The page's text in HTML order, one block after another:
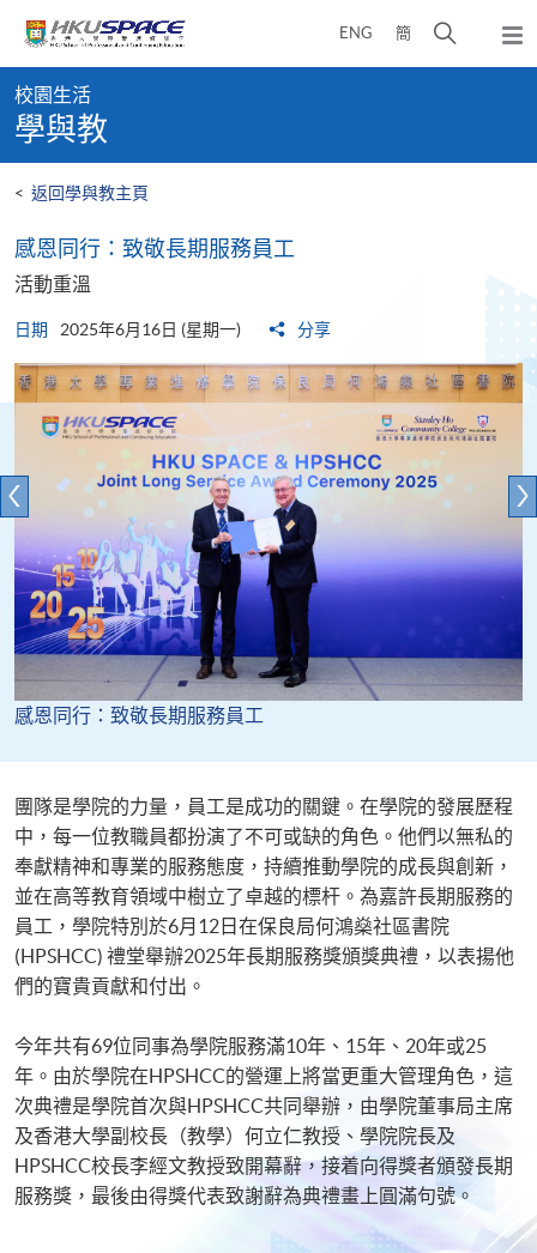
content
ENG 簡
開
彈
出
content
start
校園生活
學與教
< 返回學與教主頁
感恩同行：致敬長期服務員工
活動重溫
日期 2025年6月16日 (星期一) 分享
感恩同行：致敬長期服務員工
團隊是學院的力量，員工是成功的關鍵。在學院的發展歷程
中，每一位教職員都扮演了不可或缺的角色。他們以無私的
奉獻精神和專業的服務態度，持續推動學院的成長與創新，
並在高等教育領域中樹立了卓越的標杆。為嘉許長期服務的
員工，學院特別於6月12日在保良局何鴻燊社區書院
(HPSHCC) 禮堂舉辦2025年長期服務獎頒獎典禮，以表揚他
們的寶貴貢獻和付出。
今年共有69位同事為學院服務滿10年、15年、20年或25
年。由於學院在HPSHCC的營運上將當更重大管理角色，這
次典禮是學院首次與HPSHCC共同舉辦，由學院董事局主席
及香港大學副校長（教學）何立仁教授、學院院長及
HPSHCC校長李經文教授致開幕辭，接着向得獎者頒發長期
服務獎，最後由得獎代表致謝辭為典禮畫上圓滿句號。